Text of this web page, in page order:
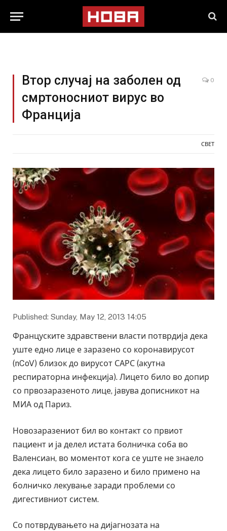
Втор случај на заболен од
смртоносниот вирус во
Франција
0
СВЕТ
Published: Sunday, May 12, 2013 14:05
Француските здравствени власти потврдија дека
уште едно лице е заразено со коронавирусот
(nCoV) близок до вирусот САРС (акутна
респираторна инфекција). Лицето било во допир
со првозаразеното лице, јавува дописникот на
МИА од Париз.
Новозаразениот бил во контакт со првиот
пациент и ја делел истата болничка соба во
Валенсиан, во моментот кога се уште не знаело
дека лицето било заразено и било примено на
болничко лекување заради проблеми со
дигестивниот систем.
Со потврдувањето на дијагнозата на